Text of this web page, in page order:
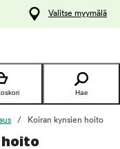
Valitse myymälä
Hae
Koiran kynsien hoito
hoito